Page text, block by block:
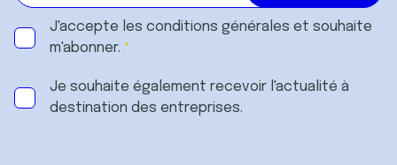
J'accepte les conditions générales et souhaite
m'abonner.
Je souhaite également recevoir l'actualité à
destination des entreprises.